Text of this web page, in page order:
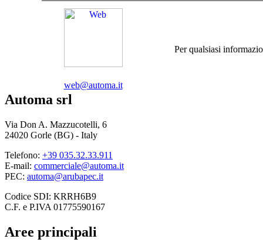
web@automa.it
Per qualsiasi
Automa srl
Via Don A. Mazzucotelli, 6
24020 Gorle (BG) - Italy
Telefono: +39 035.32.33.911
E-mail: commerciale@automa.it
PEC: automa@arubapec.it
Codice SDI: KRRH6B9
C.F. e P.IVA 01775590167
Aree principali